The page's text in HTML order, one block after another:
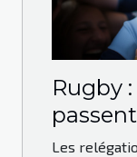
Rugby
les
Les